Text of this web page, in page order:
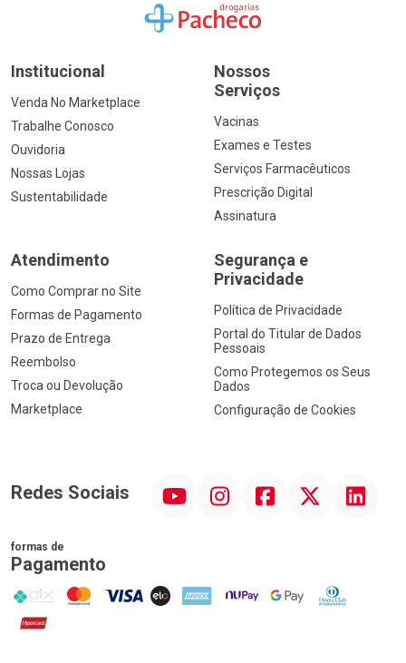
Ir para a Home
Institucional
Venda No Marketplace
Trabalhe Conosco
Ouvidoria
Nossas Lojas
Sustentabilidade
Nossos
Serviços
Vacinas
Exames e Testes
Serviços Farmacêuticos
Prescrição Digital
Assinatura
Atendimento
Como Comprar no Site
Formas de Pagamento
Prazo de Entrega
Reembolso
Troca ou Devolução
Marketplace
Segurança e
Privacidade
Política de Privacidade
Portal do Titular de Dados
Pessoais
Como Protegemos os Seus
Dados
Configuração de Cookies
Redes Sociais InstagramFacebook Linkedin
formas de
Pagamento
PIX MasterCard
VISA ELO AMEX NuPay Google PayDiners Club
Hipercard